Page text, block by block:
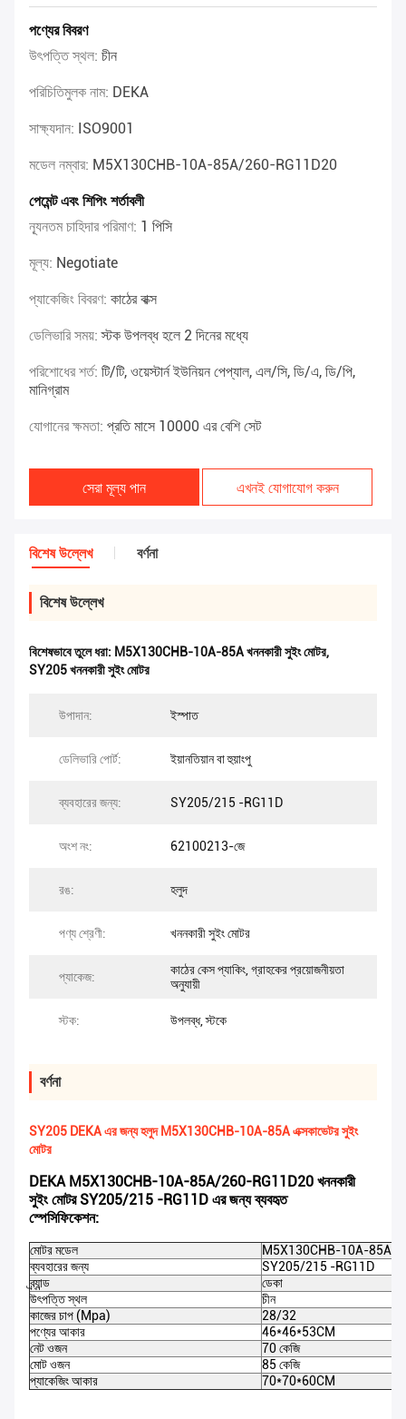
পণ্যের বিবরণ
উৎপত্তি স্থল: চীন
পরিচিতিমুলক নাম: DEKA
সাক্ষ্যদান: ISO9001
মডেল নম্বার: M5X130CHB-10A-85A/260-RG11D20
পেমেন্ট এবং শিপিং শর্তাবলী
ন্যূনতম চাহিদার পরিমাণ: 1 পিসি
মূল্য: Negotiate
প্যাকেজিং বিবরণ: কাঠের বাক্স
ডেলিভারি সময়:স্টক উপলব্ধ হলে 2 দিনের মধ্যে
পরিশোধের শর্ত: টি/টি, ওয়েস্টার্ন ইউনিয়ন পেপ্যাল, এল/সি, ডি/এ, ডি/পি,
মানিগ্রাম
যোগানের ক্ষমতা: প্রতি মাসে 10000 এর বেশি সেট
সেরা মূল্য পান এখনই যোগাযোগ করুন
বিশেষ উল্লেখ বর্ণনা
বিশেষ উল্লেখ
বিশেষভাবে তুলে ধরা: M5X130CHB-10A-85A খননকারী সুইং মোটর,
SY205 খননকারী সুইং মোটর
উপাদান: ইস্পাত
ডেলিভারি পোর্ট: ইয়ানতিয়ান বা হুয়াংপু
ব্যবহারের জন্য: SY205/215 -RG11D
অংশ নং: 62100213-জে
রঙ: হলুদ
পণ্য শ্রেণী: খননকারী সুইং মোটর
প্যাকেজ:
কাঠের কেস প্যাকিং, গ্রাহকের প্রয়োজনীয়তা
অনুযায়ী
স্টক: উপলব্ধ, স্টকে
বর্ণনা
SY205 DEKA এর জন্য হলুদ M5X130CHB-10A-85A এক্সকাভেটর সুইং
মোটর
DEKA M5X130CHB-10A-85A/260-RG11D20 খননকারী
সুইং মোটর SY205/215 -RG11D এর জন্য ব্যবহৃত
স্পেসিফিকেশন:
মোটর মডেল
M5X130CHB-10A-85A/
ব্যবহারের জন্য
SY205/215 -RG11D
ব্র্যান্ড
ডেকা
উৎপত্তি স্থল
চীন
কাজের চাপ (Mpa)
28/32
পণ্যের আকার
46*46*53CM
নেট ওজন
70 কেজি
মোট ওজন
85 কেজি
প্যাকেজিং আকার
70*70*60CM